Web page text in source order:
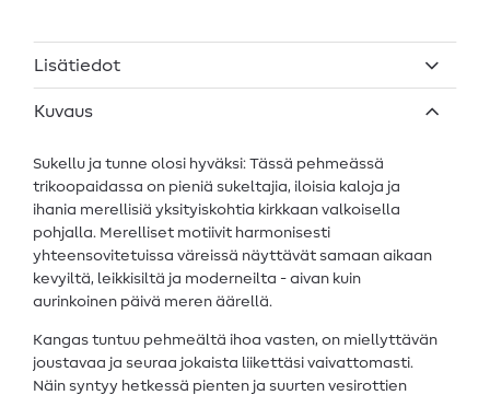
Lisätiedot
Kuvaus
Sukellu ja tunne olosi hyväksi: Tässä pehmeässä
trikoopaidassa on pieniä sukeltajia, iloisia kaloja ja
ihania merellisiä yksityiskohtia kirkkaan valkoisella
pohjalla. Merelliset motiivit harmonisesti
yhteensovitetuissa väreissä näyttävät samaan aikaan
kevyiltä, leikkisiltä ja moderneilta - aivan kuin
aurinkoinen päivä meren äärellä.
Kangas tuntuu pehmeältä ihoa vasten, on miellyttävän
joustavaa ja seuraa jokaista liikettäsi vaivattomasti.
Näin syntyy hetkessä pienten ja suurten vesirottien